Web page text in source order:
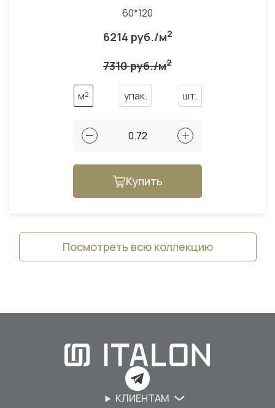
60*120
6214 руб./м2
7310 руб./м2
м² упак. шт.
Купить
Посмотреть всю коллекцию
КЛИЕНТАМ